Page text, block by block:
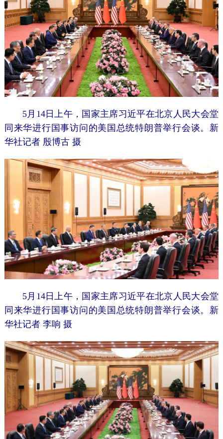
5月14日上午，国家主席习近平在北京人民大会堂
同来华进行国事访问的美国总统特朗普举行会谈。新
华社记者 殷博古 摄
5月14日上午，国家主席习近平在北京人民大会堂
同来华进行国事访问的美国总统特朗普举行会谈。新
华社记者 李响 摄